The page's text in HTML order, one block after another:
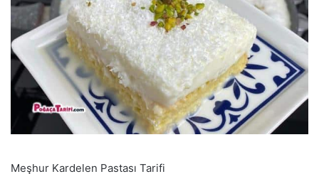
Meşhur Kardelen Pastası Tarifi